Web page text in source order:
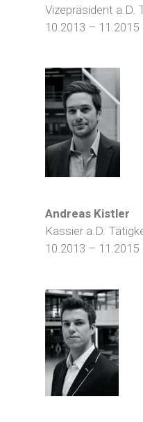
Vizepräsident a.D.
10.2013 – 11.2015
Andreas Kistler
Kassier a.D.
10.2013 – 11.2015